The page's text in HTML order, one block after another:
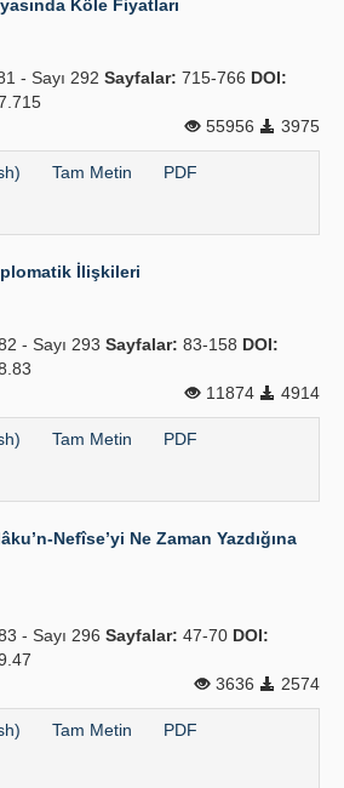
Köle Fiyatları
- Sayı 292 Sayfalar: 715-766 DOI:
55956
3975
Tam Metin PDF
İlişkileri
- Sayı 293 Sayfalar: 83-158 DOI:
11874
4914
Tam Metin PDF
Nefîse’yi Ne Zaman Yazdığına
- Sayı 296 Sayfalar: 47-70 DOI:
3636
2574
Tam Metin PDF